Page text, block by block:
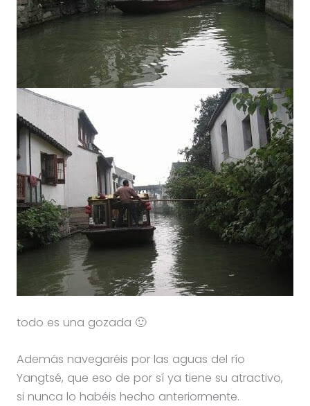
todo es una gozada 🙂
Además navegaréis por las aguas del río
Yangtsé, que eso de por sí ya tiene su atractivo,
si nunca lo habéis hecho anteriormente.